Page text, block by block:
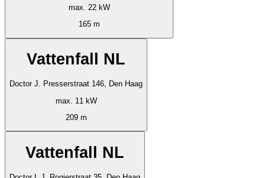
max. 22 kW
165 m
Vattenfall NL
Doctor J. Presserstraat 146, Den Haag
max. 11 kW
209 m
Vattenfall NL